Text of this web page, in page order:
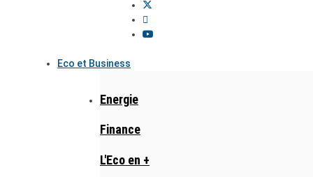
Eco et Business
Energie
Finance
L'Eco en +